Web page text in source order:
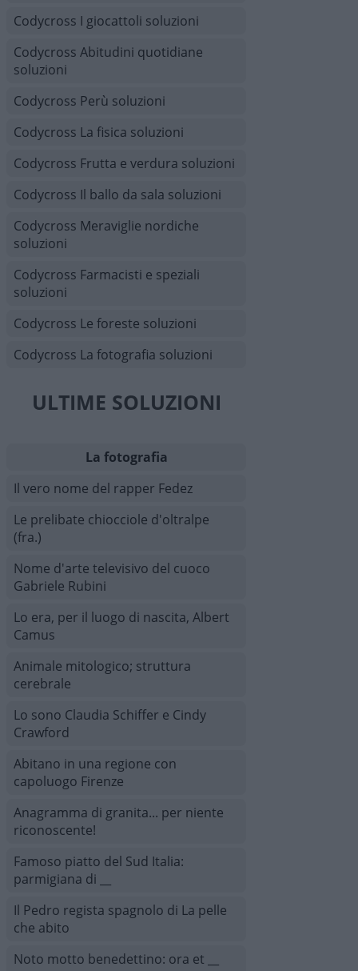
Codycross I giocattoli soluzioni
Codycross Abitudini quotidiane
soluzioni
Codycross Perù soluzioni
Codycross La fisica soluzioni
Codycross Frutta e verdura soluzioni
Codycross Il ballo da sala soluzioni
Codycross Meraviglie nordiche
soluzioni
Codycross Farmacisti e speziali
soluzioni
Codycross Le foreste soluzioni
Codycross La fotografia soluzioni
ULTIME SOLUZIONI
La fotografia
Il vero nome del rapper Fedez
Le prelibate chiocciole d'oltralpe
(fra.)
Nome d'arte televisivo del cuoco
Gabriele Rubini
Lo era, per il luogo di nascita, Albert
Camus
Animale mitologico; struttura
cerebrale
Lo sono Claudia Schiffer e Cindy
Crawford
Abitano in una regione con
capoluogo Firenze
Anagramma di granita... per niente
riconoscente!
Famoso piatto del Sud Italia:
parmigiana di __
Il Pedro regista spagnolo di La pelle
che abito
Noto motto benedettino: ora et __